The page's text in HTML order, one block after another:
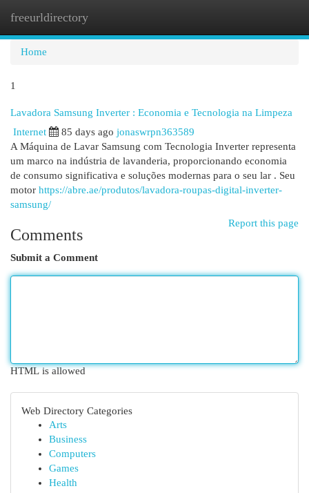
freeurldirectory
Home
1
Lavadora Samsung Inverter : Economia e Tecnologia na Limpeza
Internet 85 days ago jonaswrpn363589
A Máquina de Lavar Samsung com Tecnologia Inverter representa
um marco na indústria de lavanderia, proporcionando economia
de consumo significativa e soluções modernas para o seu lar . Seu
motor https://abre.ae/produtos/lavadora-roupas-digital-inverter-
samsung/
Report this page
Comments
Submit a Comment
HTML is allowed
Web Directory Categories
Arts
Business
Computers
Games
Health